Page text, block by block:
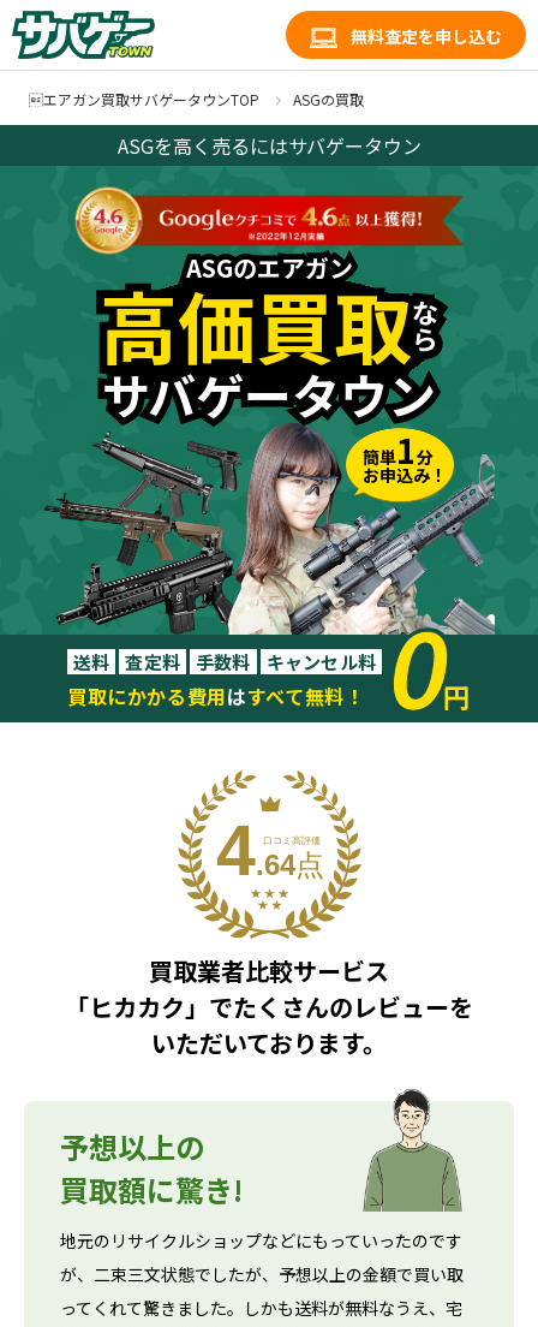
無料査定を申し込む
エアガン買取サバゲータウンTOP ASGの買取
ASGを高く売るにはサバゲータウン
簡単1分
お申込み！
ASGのエアガン
高価買取な
ら
サバゲータウン
ASGのエアガン
高価買取な
ら
サバゲータウン
送料 査定料 手数料 キャンセル料
買取にかかる費用はすべて無料！ 0
円
買取業者比較サービス
「ヒカカク」でたくさんのレビューを
いただいております。
予想以上の
買取額に驚き!
地元のリサイクルショップなどにもっていったのです
が、二束三文状態でしたが、予想以上の金額で買い取
ってくれて驚きました。しかも送料が無料なうえ、宅